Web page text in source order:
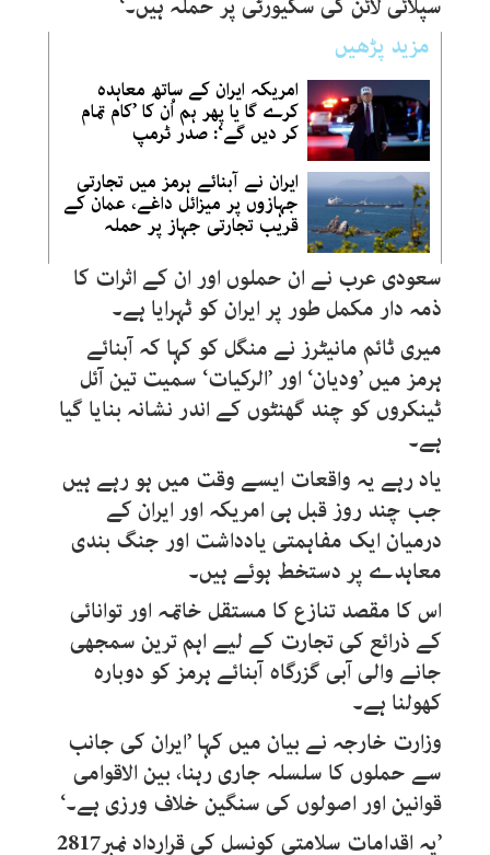
سپلائی لائن کی سکیورٹی پر حملہ ہیں۔‘
مزید پڑھیں
امریکہ ایران کے ساتھ معاہدہ
کرے گا یا پھر ہم اُن کا ’کام تمام
کر دیں گے‘: صدر ٹرمپ
ایران نے آبنائے ہرمز میں تجارتی
جہازوں پر میزائل داغے، عمان کے
قریب تجارتی جہاز پر حملہ
سعودی عرب نے ان حملوں اور ان کے اثرات کا
ذمہ دار مکمل طور پر ایران کو ٹہرایا ہے۔
میری ٹائم مانیٹرز نے منگل کو کہا کہ آبنائے
ہرمز میں ’ودیان‘ اور ’الرکیات‘ سمیت تین آئل
ٹینکروں کو چند گھنٹوں کے اندر نشانہ بنایا گیا
ہے۔
یاد رہے یہ واقعات ایسے وقت میں ہو رہے ہیں
جب چند روز قبل ہی امریکہ اور ایران کے
درمیان ایک مفاہمتی یادداشت اور جنگ بندی
معاہدے پر دستخط ہوئے ہیں۔
اس کا مقصد تنازع کا مستقل خاتمہ اور توانائی
کے ذرائع کی تجارت کے لیے اہم ترین سمجھی
جانے والی آبی گزرگاہ آبنائے ہرمز کو دوبارہ
کھولنا ہے۔
وزارت خارجہ نے بیان میں کہا ’ایران کی جانب
سے حملوں کا سلسلہ جاری رہنا، بین الاقوامی
قوانین اور اصولوں کی سنگین خلاف ورزی ہے۔‘
’یہ اقدامات سلامتی کونسل کی قرارداد نمبر2817